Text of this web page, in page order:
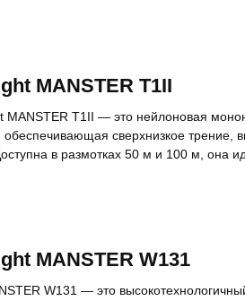
MANSTER T1II
T1II — это нейлоновая
сверхнизкое трение,
в размотках 50 м и 100 м, она
MANSTER W131
W131 — это